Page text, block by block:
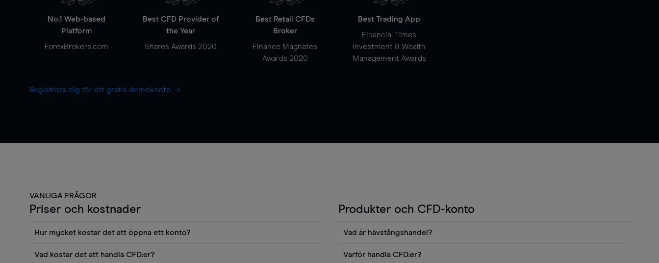
No.1 Web-based
Platform
ForexBrokers.com
Best CFD Provider of
the Year
Shares Awards 2020
Best Retail CFDs
Broker
Finance Magnates
Awards 2020
Best Trading App
Financial Times
Investment & Wealth
Management Awards
Registrera dig för ett gratis demokonto
VANLIGA FRÅGOR
Priser och kostnader
Hur mycket kostar det att öppna ett konto?
Vad kostar det att handla CFD:er?
Produkter och CFD-konto
Vad är hävstångshandel?
Varför handla CFD:er?